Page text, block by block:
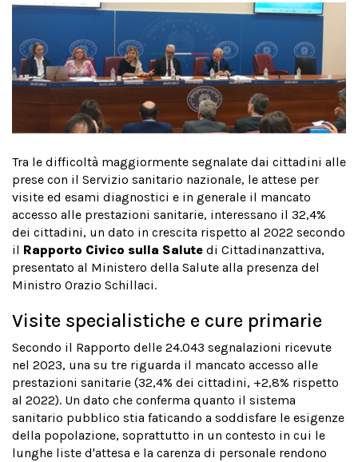
Tra le difficoltà maggiormente segnalate dai cittadini alle
prese con il Servizio sanitario nazionale, le attese per
visite ed esami diagnostici e in generale il mancato
accesso alle prestazioni sanitarie, interessano il 32,4%
dei cittadini, un dato in crescita rispetto al 2022 secondo
il Rapporto Civico sulla Salute di Cittadinanzattiva,
presentato al Ministero della Salute alla presenza del
Ministro Orazio Schillaci.
Visite specialistiche e cure primarie
Secondo il Rapporto delle 24.043 segnalazioni ricevute
nel 2023, una su tre riguarda il mancato accesso alle
prestazioni sanitarie (32,4% dei cittadini, +2,8% rispetto
al 2022). Un dato che conferma quanto il sistema
sanitario pubblico stia faticando a soddisfare le esigenze
della popolazione, soprattutto in un contesto in cui le
lunghe liste d'attesa e la carenza di personale rendono